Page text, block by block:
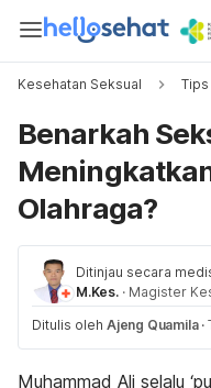
Kesehatan Seksual
Benarkah
Olahraga?
Ditinjau secara
M.Kes. · Magister
Ditulis oleh Ajeng Quamila ·
Muhammad Ali selalu